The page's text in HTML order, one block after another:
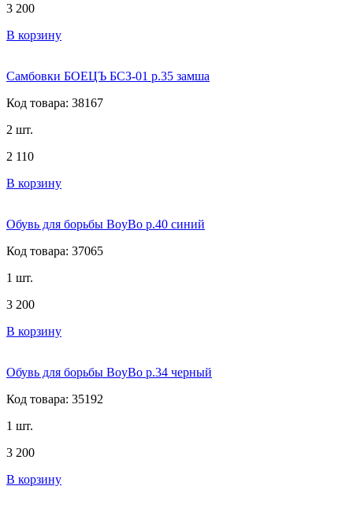
3 200
В корзину
Самбовки БОЕЦЪ БСЗ-01 р.35 замша
Код товара: 38167
2 шт.
2 110
В корзину
Обувь для борьбы BoyBo р.40 синий
Код товара: 37065
1 шт.
3 200
В корзину
Обувь для борьбы BoyBo р.34 черный
Код товара: 35192
1 шт.
3 200
В корзину